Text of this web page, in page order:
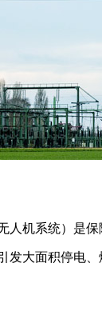
无人机系统）是
发大面积停电